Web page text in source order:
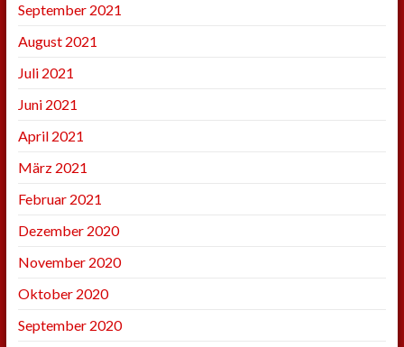
September 2021
August 2021
Juli 2021
Juni 2021
April 2021
März 2021
Februar 2021
Dezember 2020
November 2020
Oktober 2020
September 2020